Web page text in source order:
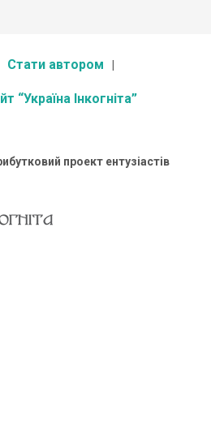
Стати автором
“Україна Інкогніта”
проект ентузіастів